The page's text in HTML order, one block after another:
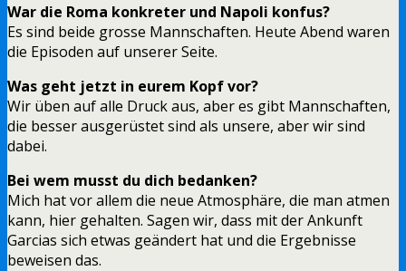
War die Roma konkreter und Napoli konfus?
Es sind beide grosse Mannschaften. Heute Abend waren
die Episoden auf unserer Seite.
Was geht jetzt in eurem Kopf vor?
Wir üben auf alle Druck aus, aber es gibt Mannschaften,
die besser ausgerüstet sind als unsere, aber wir sind
dabei.
Bei wem musst du dich bedanken?
Mich hat vor allem die neue Atmosphäre, die man atmen
kann, hier gehalten. Sagen wir, dass mit der Ankunft
Garcias sich etwas geändert hat und die Ergebnisse
beweisen das.